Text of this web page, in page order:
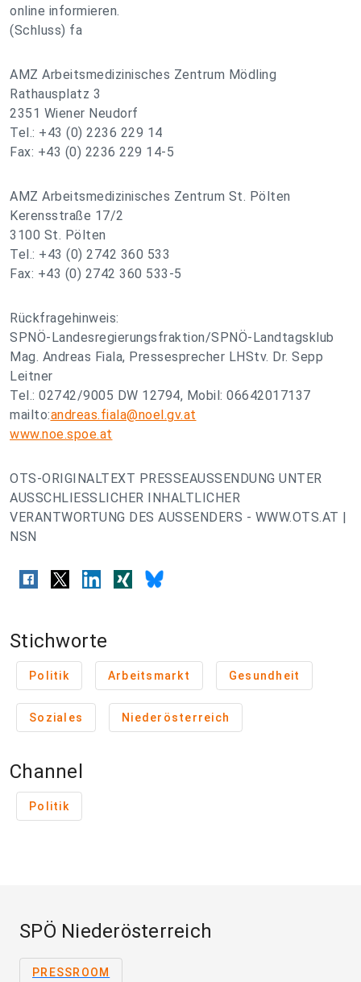
online informieren.
(Schluss) fa
AMZ Arbeitsmedizinisches Zentrum Mödling
Rathausplatz 3
2351 Wiener Neudorf
Tel.: +43 (0) 2236 229 14
Fax: +43 (0) 2236 229 14-5
AMZ Arbeitsmedizinisches Zentrum St. Pölten
Kerensstraße 17/2
3100 St. Pölten
Tel.: +43 (0) 2742 360 533
Fax: +43 (0) 2742 360 533-5
Rückfragehinweis:
SPNÖ-Landesregierungsfraktion/SPNÖ-Landtagsklub
Mag. Andreas Fiala, Pressesprecher LHStv. Dr. Sepp
Leitner
Tel.: 02742/9005 DW 12794, Mobil: 06642017137
mailto:andreas.fiala@noel.gv.at
www.noe.spoe.at
OTS-ORIGINALTEXT PRESSEAUSSENDUNG UNTER
AUSSCHLIESSLICHER INHALTLICHER
VERANTWORTUNG DES AUSSENDERS - WWW.OTS.AT |
NSN
Stichworte
Politik Arbeitsmarkt Gesundheit
Soziales Niederösterreich
Channel
Politik
SPÖ Niederösterreich
PRESSROOM